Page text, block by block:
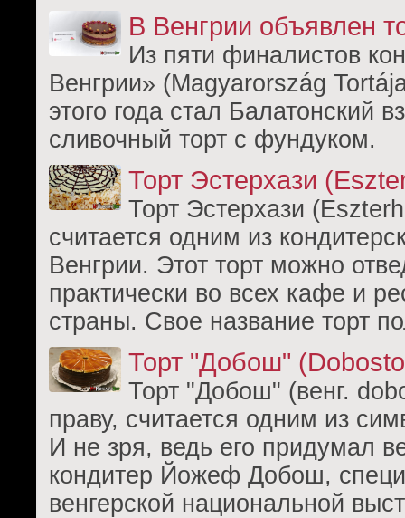
В Венгрии объявлен
Из пяти финалистов
Венгрии» (Magyarország
этого года стал Балатонский
сливочный торт с фундуком.
Торт Эстерхази
Торт Эстерхази
считается одним из
Венгрии. Этот торт можно
практически во всех кафе и
страны. Свое название торт
Торт "Добош"
Торт "Добош" (венг.
праву, считается одним из
И не зря, ведь его придумал
кондитер Йожеф Добош,
венгерской национальной